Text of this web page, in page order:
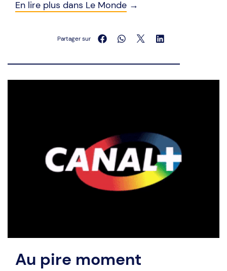
En lire plus dans Le Monde →
Partager sur
Au pire moment